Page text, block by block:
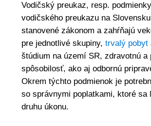
Vodičský preukaz, resp.
vodičského preukazu na
stanovené zákonom a zahŕňajú
pre jednotlivé skupiny, trvalý pobyt
štúdium na území SR, zdravotnú a
spôsobilosť, ako aj odbornú
Okrem týchto podmienok je
so správnymi poplatkami, ktoré sa
druhu úkonu.